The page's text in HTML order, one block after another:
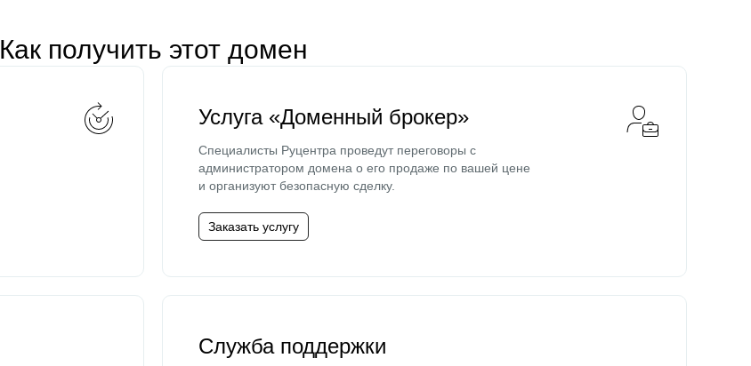
Как получить этот домен
Услуга «Доменный брокер»
Специалисты Руцентра проведут переговоры с
администратором домена о его продаже по вашей цене
и организуют безопасную сделку.
Заказать услугу
Служба поддержки